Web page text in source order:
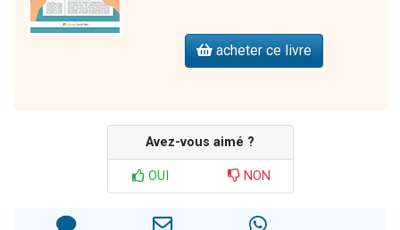
acheter ce livre
Avez-vous aimé ?
OUI NON